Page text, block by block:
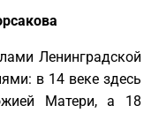
Ленинградской
в 14 веке здесь
Матери, а 18